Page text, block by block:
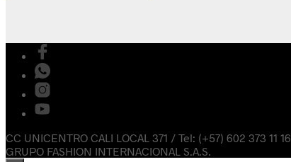
CC UNICENTRO CALI LOCAL 371 / Tel: (+57) 602 373 11 16
GRUPO FASHION INTERNACIONAL S.A.S.